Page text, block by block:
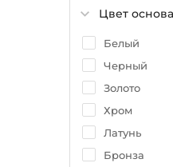
Цвет
Белый
Черный
Золото
Хром
Латунь
Бронза